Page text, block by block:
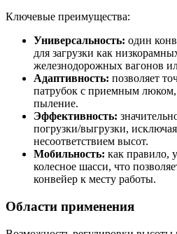
Ключевые преимущества:
Универсальность: один
для загрузки как
железнодорожных вагонов
Адаптивность: позволяет
патрубок с приемным
пыление.
Эффективность:
погрузки/выгрузки,
несоответствием высот.
Мобильность: как правило,
колесное шасси, что
конвейер к месту работы.
Области применения